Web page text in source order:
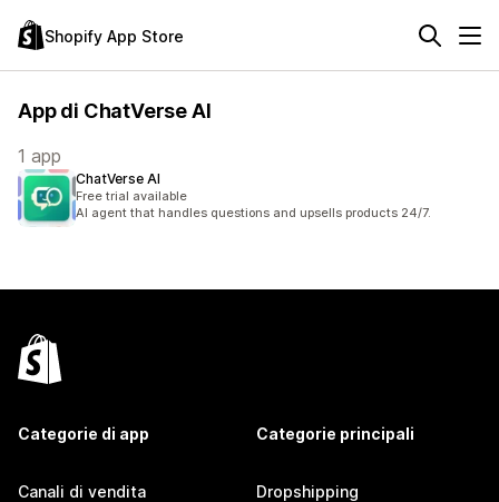
Shopify App Store
App di ChatVerse AI
1 app
ChatVerse AI
Free trial available
AI agent that handles questions and upsells products 24/7.
Categorie di app
Canali di vendita
Categorie principali
Dropshipping